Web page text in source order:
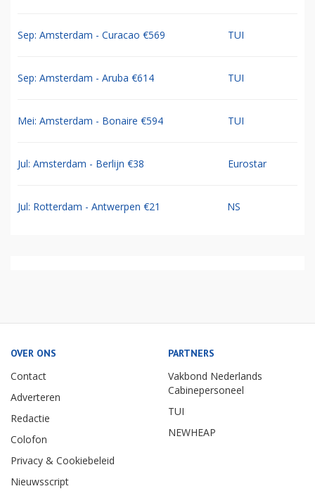
Sep: Amsterdam - Curacao €569 TUI
Sep: Amsterdam - Aruba €614 TUI
Mei: Amsterdam - Bonaire €594 TUI
Jul: Amsterdam - Berlijn €38 Eurostar
Jul: Rotterdam - Antwerpen €21 NS
OVER ONS
Contact
Adverteren
Redactie
Colofon
Privacy & Cookiebeleid
Nieuwsscript
PARTNERS
Vakbond Nederlands
Cabinepersoneel
TUI
NEWHEAP